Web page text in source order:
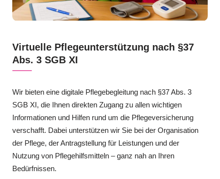
Virtuelle Pflegeunterstützung nach §37
Abs. 3 SGB XI
Wir bieten eine digitale Pflegebegleitung nach §37 Abs. 3
SGB XI, die Ihnen direkten Zugang zu allen wichtigen
Informationen und Hilfen rund um die Pflegeversicherung
verschafft. Dabei unterstützen wir Sie bei der Organisation
der Pflege, der Antragstellung für Leistungen und der
Nutzung von Pflegehilfsmitteln – ganz nah an Ihren
Bedürfnissen.